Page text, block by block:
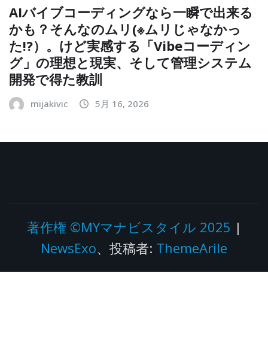
AIバイブコーディングなら一瞬で出来る
かも？そんなのムリ(※ムリじゃなかっ
た!?）。けど実感する「Vibeコーディン
グ」の理想と現実、そして管理システム
開発で得た教訓
mijakivic 5月 16, 2026
著作権 ©MYマナビスタイル 2025 |
NewsExo、投稿者: ThemeArile